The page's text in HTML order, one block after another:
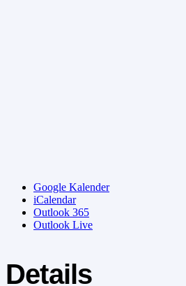
Google Kalender
iCalendar
Outlook 365
Outlook Live
Details